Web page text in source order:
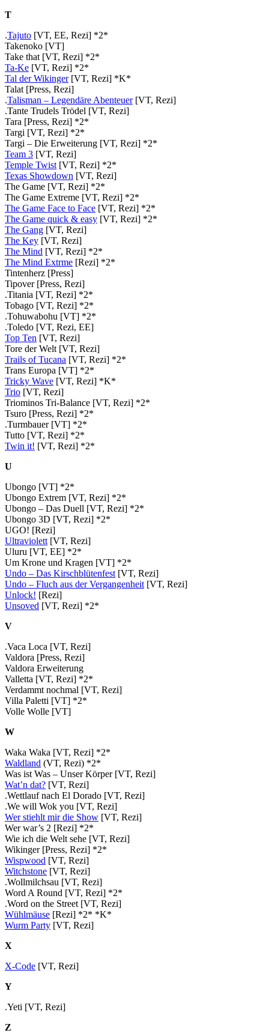
T
.Tajuto [VT, EE, Rezi] *2*
Takenoko [VT]
Take that [VT, Rezi] *2*
Ta-Ke [VT, Rezi] *2*
Tal der Wikinger[VT, Rezi] *K*
Talat [Press, Rezi]
.Talisman – Legendäre Abenteuer[VT, Rezi]
.Tante Trudels Trödel [VT, Rezi]
Tara [Press, Rezi] *2*
Targi [VT, Rezi] *2*
Targi – Die Erweiterung [VT, Rezi] *2*
Team 3 [VT, Rezi]
Temple Twist [VT, Rezi] *2*
Texas Showdown [VT, Rezi]
The Game [VT, Rezi] *2*
The Game Extreme [VT, Rezi] *2*
The Game Face to Face [VT, Rezi] *2*
The Game quick & easy [VT, Rezi] *2*
The Gang [VT, Rezi]
The Key [VT, Rezi]
The Mind [VT, Rezi] *2*
The Mind Extrme [Rezi] *2*
Tintenherz [Press]
Tipover [Press, Rezi]
.Titania [VT, Rezi] *2*
Tobago [VT, Rezi] *2*
.Tohuwabohu [VT] *2*
.Toledo [VT, Rezi, EE]
Top Ten [VT, Rezi]
Tore der Welt [VT, Rezi]
Trails of Tucana [VT, Rezi] *2*
Trans Europa [VT] *2*
Tricky Wave [VT, Rezi] *K*
Trio [VT, Rezi]
Triominos Tri-Balance [VT, Rezi] *2*
Tsuro [Press, Rezi] *2*
.Turmbauer [VT] *2*
Tutto [VT, Rezi] *2*
Twin it! [VT, Rezi] *2*
U
Ubongo [VT] *2*
Ubongo Extrem [VT, Rezi] *2*
Ubongo – Das Duell [VT, Rezi] *2*
Ubongo 3D [VT, Rezi] *2*
UGO! [Rezi]
Ultraviolett [VT, Rezi]
Uluru [VT, EE] *2*
Um Krone und Kragen [VT] *2*
Undo – Das Kirschblütenfest [VT, Rezi]
Undo – Fluch aus der Vergangenheit [VT, Rezi]
Unlock! [Rezi]
Unsoved [VT, Rezi] *2*
V
.Vaca Loca [VT, Rezi]
Valdora [Press, Rezi]
Valdora Erweiterung
Valletta [VT, Rezi] *2*
Verdammt nochmal [VT, Rezi]
Villa Paletti [VT] *2*
Volle Wolle [VT]
W
Waka Waka [VT, Rezi] *2*
Waldland (VT, Rezi) *2*
Was ist Was – Unser Körper [VT, Rezi]
Wat’n dat? [VT, Rezi]
.Wettlauf nach El Dorado [VT, Rezi]
.We will Wok you [VT, Rezi]
Wer stiehlt mir die Show [VT, Rezi]
Wer war’s 2 [Rezi] *2*
Wie ich die Welt sehe [VT, Rezi]
Wikinger [Press, Rezi] *2*
Wispwood [VT, Rezi]
Witchstone [VT, Rezi]
.Wollmilchsau [VT, Rezi]
Word A Round [VT, Rezi] *2*
.Word on the Street [VT, Rezi]
Wühlmäuse [Rezi] *2* *K*
Wurm Party [VT, Rezi]
X
X-Code [VT, Rezi]
Y
.Yeti [VT, Rezi]
Z